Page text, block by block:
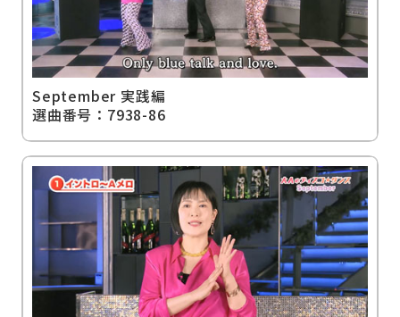
September 実践編
選曲番号：7938-86